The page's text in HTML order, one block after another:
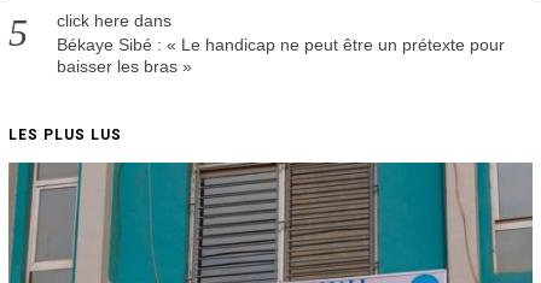
click here dans
Békaye Sibé : « Le handicap ne peut être un prétexte pour
baisser les bras »
LES PLUS LUS